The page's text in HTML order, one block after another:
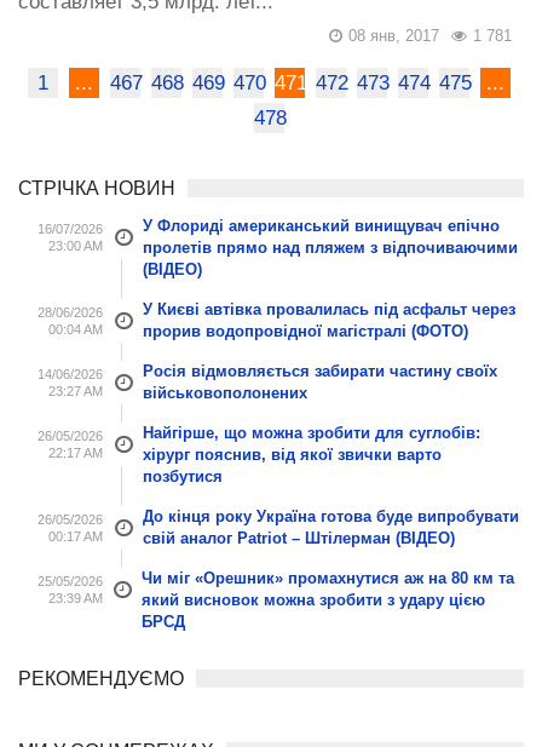
1 781
08 янв, 2017
1 ... 467 468 469 470 471 472 473 474 475
...
478
СТРІЧКА НОВИН
16/07/2026
23:00 AM
У Флориді американський винищувач епічно
пролетів прямо над пляжем з відпочиваючими
(ВІДЕО)
28/06/2026
00:04 AM
У Києві автівка провалилась під асфальт через
прорив водопровідної магістралі (ФОТО)
14/06/2026
23:27 AM
Росія відмовляється забирати частину своїх
військовополонених
26/05/2026
22:17 AM
Найгірше, що можна зробити для суглобів:
хірург пояснив, від якої звички варто
позбутися
26/05/2026
00:17 AM
До кінця року Україна готова буде випробувати
свій аналог Patriot – Штілерман (ВІДЕО)
25/05/2026
23:39 AM
Чи міг «Орешник» промахнутися аж на 80 км та
який висновок можна зробити з удару цією
БРСД
РЕКОМЕНДУЄМО